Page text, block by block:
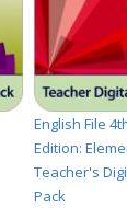
English File
Edition:
Teacher's
Pack